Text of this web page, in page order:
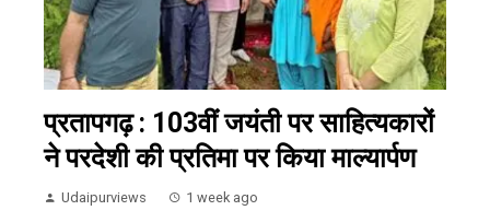
प्रतापगढ़ : 103वीं जयंती पर साहित्यकारों
ने परदेशी की प्रतिमा पर किया माल्यार्पण
Udaipurviews 1 week ago